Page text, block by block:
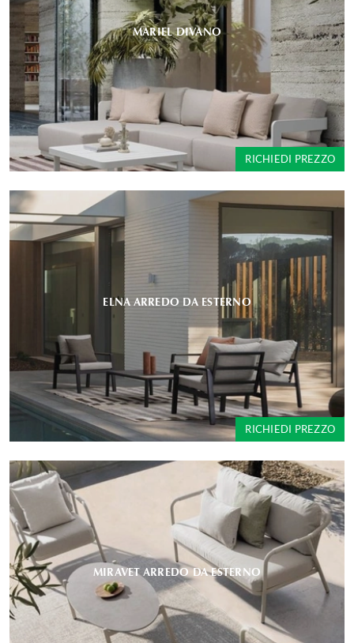
MARIEL DIVANO
RICHIEDI PREZZO
ELNA ARREDO DA ESTERNO
RICHIEDI PREZZO
MIRAVET ARREDO DA ESTERNO